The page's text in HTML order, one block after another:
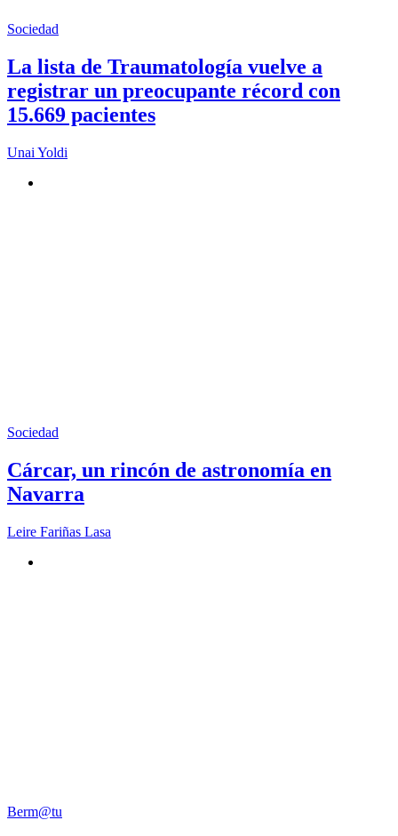
Sociedad
La lista de Traumatología vuelve a
registrar un preocupante récord con
15.669 pacientes
Unai Yoldi
Sociedad
Cárcar, un rincón de astronomía en
Navarra
Leire Fariñas Lasa
Berm@tu